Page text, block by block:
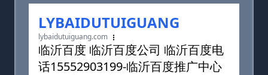
LYBAIDUTUIGUANG
lybaidutuiguang.com
临沂百度 临沂百度公司 临沂百度电
话15552903199-临沂百度推广中心